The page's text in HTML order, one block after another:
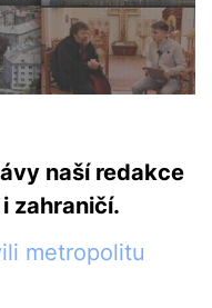
naší redakce
zahraničí.
metropolitu